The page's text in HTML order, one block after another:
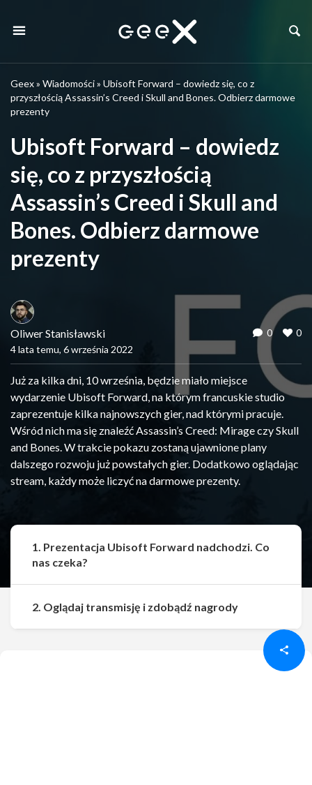
Geex» Wiadomości» Ubisoft Forward – dowiedz się, co z
przyszłością Assassin’s Creed i Skull and Bones. Odbierz darmowe
prezenty
Ubisoft Forward – dowiedz
się, co z przyszłością
Assassin’s Creed i Skull and
Bones. Odbierz darmowe
prezenty
Oliwer Stanisławski
4 lata temu, 6 września 2022
0 0
Już za kilka dni, 10 września, będzie miało miejsce
wydarzenie Ubisoft Forward, na którym francuskie studio
zaprezentuje kilka najnowszych gier, nad którymi pracuje.
Wśród nich ma się znaleźć Assassin’s Creed: Mirage czy Skull
and Bones. W trakcie pokazu zostaną ujawnione plany
dalszego rozwoju już powstałych gier. Dodatkowo oglądając
stream, każdy może liczyć na darmowe prezenty.
Udostępnij Udostępnij
1. Prezentacja Ubisoft Forward nadchodzi. Co
nas czeka?
2. Oglądaj transmisję i zdobądź nagrody